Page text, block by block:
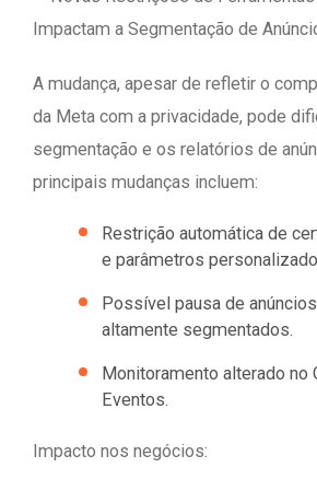
A mudança, apesar de refletir o
da Meta com a privacidade, pode
segmentação e os relatórios de
principais mudanças incluem:
Restrição automática de
e parâmetros
Possível pausa de
altamente segmentados.
Monitoramento alterado no
Eventos.
Impacto nos negócios: